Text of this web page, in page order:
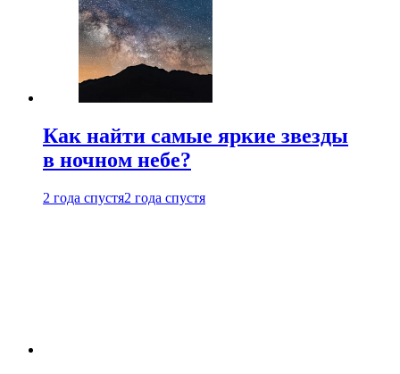
Как найти самые яркие звезды
в ночном небе?
2 года спустя2 года спустя